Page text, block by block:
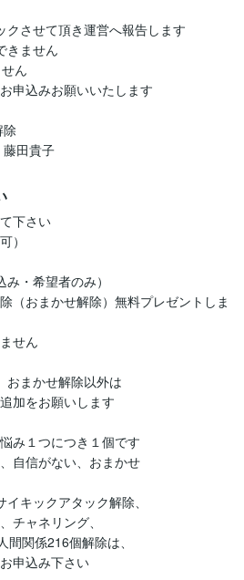
クさせて頂き運営へ報告します
きません
ん
申込みお願いいたします
田貴子
下さい
）
・希望者のみ）
（おまかせ解除）無料プレゼントしま
せん
おまかせ解除以外は
加をお願いします
み１つにつき１個です
自信がない、おまかせ
キックアタック解除、
チャネリング、
関係216個解除は、
申込み下さい